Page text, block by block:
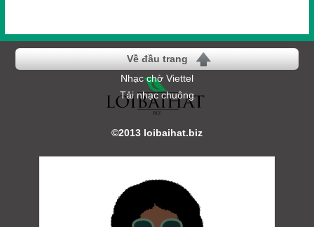
Về đầu trang
Nhạc chờ Viettel
Tải nhạc chuông
©2013 loibaihat.biz